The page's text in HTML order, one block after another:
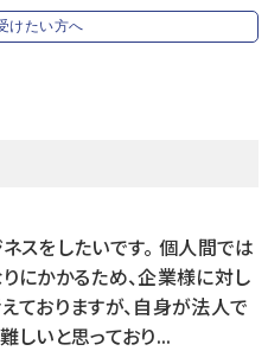
けたい方へ
スをしたいです。 個人間では
にかかるため、企業様に対し
ておりますが、自身が法人で
しいと思っており...